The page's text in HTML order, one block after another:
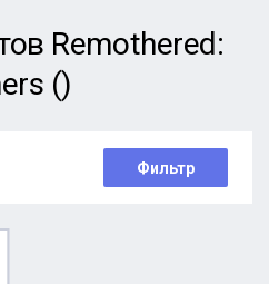
Remothered:
()
Фильтр